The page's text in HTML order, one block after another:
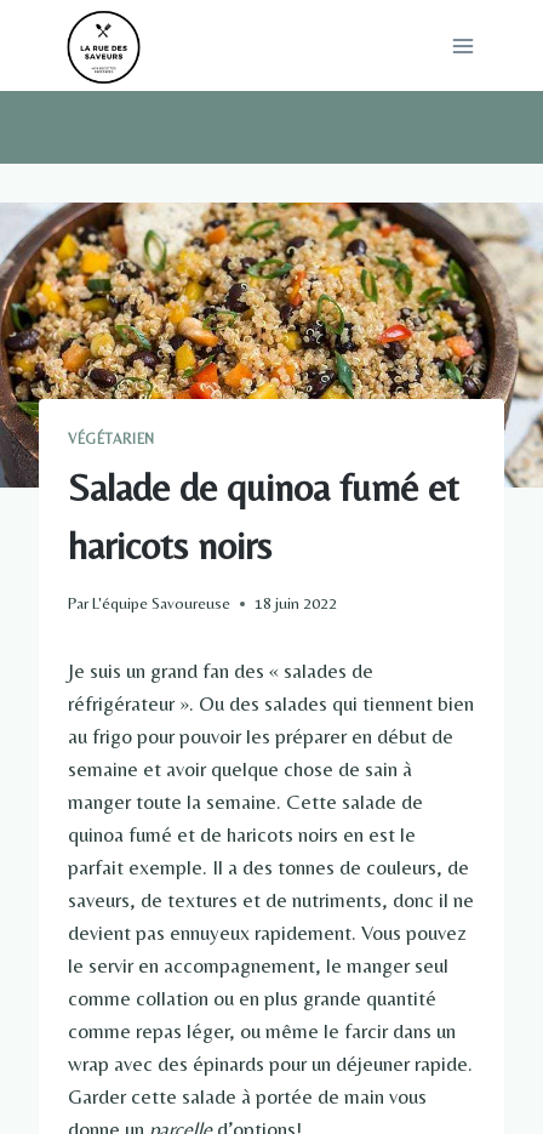
VÉGÉTARIEN
Salade de quinoa fumé et
haricots noirs
ParL'équipe Savoureuse 18 juin 2022
Je suis un grand fan des « salades de
réfrigérateur ». Ou des salades qui tiennent bien
au frigo pour pouvoir les préparer en début de
semaine et avoir quelque chose de sain à
manger toute la semaine. Cette salade de
quinoa fumé et de haricots noirs en est le
parfait exemple. Il a des tonnes de couleurs, de
saveurs, de textures et de nutriments, donc il ne
devient pas ennuyeux rapidement. Vous pouvez
le servir en accompagnement, le manger seul
comme collation ou en plus grande quantité
comme repas léger, ou même le farcir dans un
wrap avec des épinards pour un déjeuner rapide.
Garder cette salade à portée de main vous